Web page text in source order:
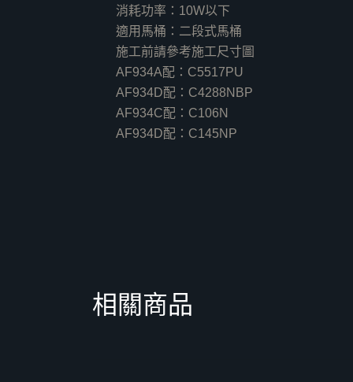
消耗功率：10W以下
適用馬桶：二段式馬桶
施工前請參考施工尺寸圖
AF934A配：C5517PU
AF934D配：C4288NBP
AF934C配：C106N
AF934D配：C145NP
相關商品